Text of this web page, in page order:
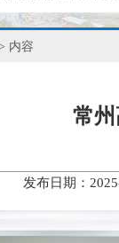
内容
常
发布日期：